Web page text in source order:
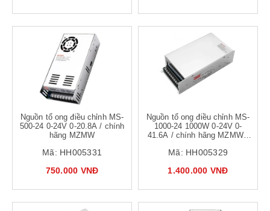
Nguồn tổ ong điều chỉnh MS-
500-24 0-24V 0-20.8A / chính
hãng MZMW
Mã: HH005331
750.000 VNĐ
Nguồn tổ ong điều chỉnh MS-
1000-24 1000W 0-24V 0-
41.6A / chính hãng MZMW /
Mã: HH005329
1.400.000 VNĐ